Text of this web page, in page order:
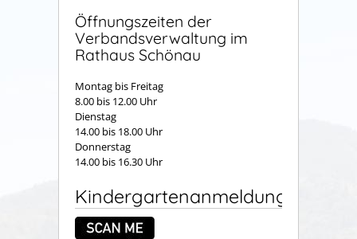
Öffnungszeiten der
Verbandsverwaltung im
Rathaus Schönau
Montag bis Freitag
8.00 bis 12.00 Uhr
Dienstag
14.00 bis 18.00 Uhr
Donnerstag
14.00 bis 16.30 Uhr
Kindergartenanmeldung